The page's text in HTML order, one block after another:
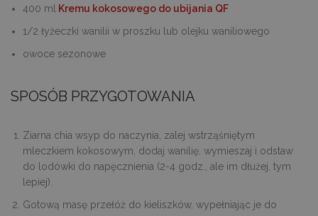
400 ml
Kremu kokosowego do ubijania QF
1/2 łyżeczki wanilii w proszku lub olejku waniliowego
owoce sezonowe
SPOSÓB PRZYGOTOWANIA
Ziarna chia wsyp do naczynia, zalej wstrząśniętym
mleczkiem kokosowym, dodaj wanilię, wymieszaj i odstaw
do lodówki do napęcznienia (2-4 godz., ale im dłużej, tym
lepiej).
Gotową masę przełóż do kieliszków, wypełniając je do